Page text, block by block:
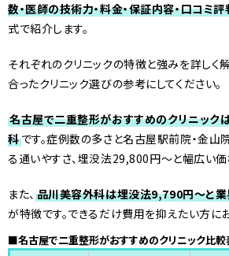
数・医師の技術力・料金・保証内容・口コミ評
式で紹介します。
それぞれのクリニックの特徴と強みを詳しく
合ったクリニック選びの参考にしてください。
名古屋で二重整形がおすすめのクリニック
科です。症例数の多さと名古屋駅前院・金
る通いやすさ、埋没法29,800円〜と幅広い価
また、 品川美容外科は埋没法9,790円〜と
が特徴です。できるだけ費用を抑えたい方に
■名古屋で二重整形がおすすめのクリニック比較